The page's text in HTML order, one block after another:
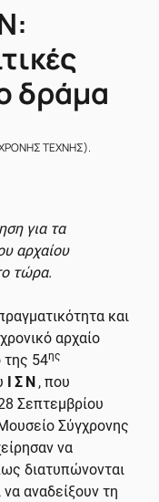
δράμα
ΤΕΧΝΗΣ).
για τα
αρχαίου
τώρα.
και
αρχαίο
της 54ης
ΙΣΝ , που
Σεπτεμβρίου
Σύγχρονης
να
διατυπώνονται
αναδείξουν τη